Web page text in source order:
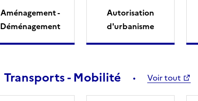
Aménagement -
Déménagement
Autorisation
d'urbanisme
Transports - Mobilité Voir tout